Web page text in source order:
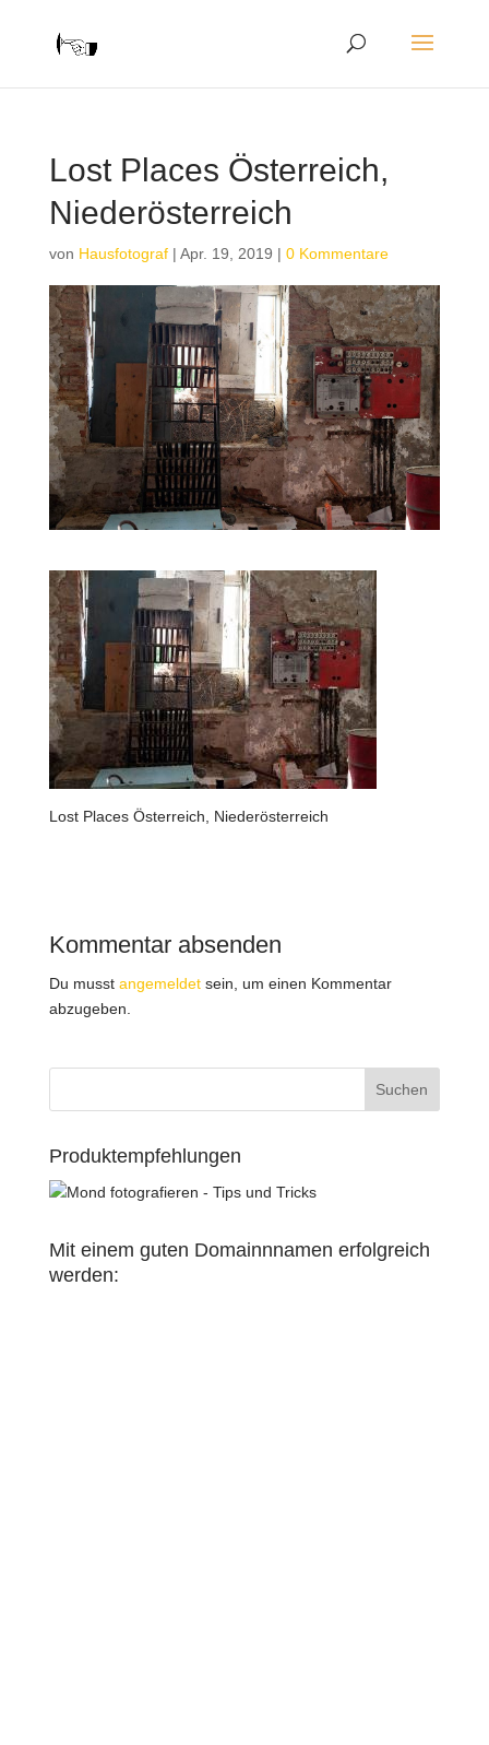
Lost Places Österreich,
Niederösterreich
von Hausfotograf| Apr. 19, 2019 | 0 Kommentare
Lost Places Österreich, Niederösterreich
Kommentar absenden
Du musst angemeldetsein, um einen Kommentar
abzugeben.
Produktempfehlungen
Mit einem guten Domainnnamen erfolgreich
werden: